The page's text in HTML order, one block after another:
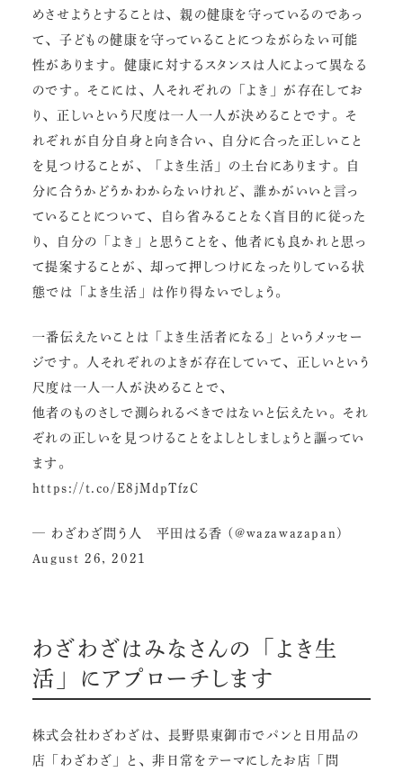
めさせようとすることは、親の健康を守っているのであっ
て、子どもの健康を守っていることにつながらない可能
性があります。健康に対するスタンスは人によって異なる
のです。そこには、人それぞれの「よき」が存在してお
り、正しいという尺度は一人一人が決めることです。そ
れぞれが自分自身と向き合い、自分に合った正しいこと
を見つけることが、「よき生活」の土台にあります。自
分に合うかどうかわからないけれど、誰かがいいと言っ
ていることについて、自ら省みることなく盲目的に従った
り、自分の「よき」と思うことを、他者にも良かれと思っ
て提案することが、却って押しつけになったりしている状
態では「よき生活」は作り得ないでしょう。
一番伝えたいことは「よき生活者になる」というメッセー
ジです。人それぞれのよきが存在していて、正しいという
尺度は一人一人が決めることで、
他者のものさしで測られるべきではないと伝えたい。それ
ぞれの正しいを見つけることをよしとしましょうと謳ってい
ます。
https://t.co/E8jMdpTfzC
— わざわざ問う人 平田はる香 (@wazawazapan)
August 26, 2021
わざわざはみなさんの「よき生
活」にアプローチします
株式会社わざわざは、長野県東御市でパンと日用品の
店「わざわざ」
と、非日常をテーマにしたお店
「問